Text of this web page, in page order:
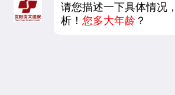
请您描述一下具体情况
析！您多大年龄 ？